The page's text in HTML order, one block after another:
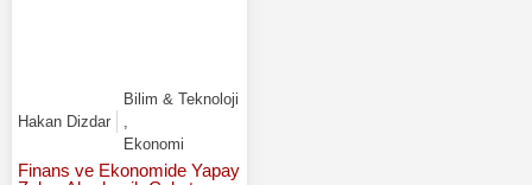
Hakan Dizdar
Bilim & Teknoloji
,
Ekonomi
Finans ve Ekonomide Yapay